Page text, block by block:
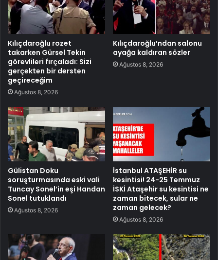
Kılıçdaroğlu rozet
takarken Gürsel Tekin
görevlileri fırçaladı: Sizi
gerçekten bir dersten
geçireceğim
Ağustos 8, 2026
Kılıçdaroğlu’ndan salonu
ayağa kaldıran sözler
Ağustos 8, 2026
Gülistan Doku
soruşturmasında eski vali
Tuncay Sonel’in eşi Handan
Sonel tutuklandı
Ağustos 8, 2026
İstanbul ATAŞEHİR su
kesintisi! 24-25 Temmuz
İSKİ Ataşehir su kesintisi ne
zaman bitecek, sular ne
zaman gelecek?
Ağustos 8, 2026